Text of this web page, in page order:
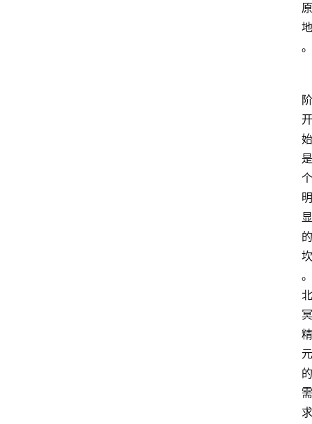
原
地
。
阶
开
始
是
个
明
显
的
坎
。
北
冥
精
元
的
需
求